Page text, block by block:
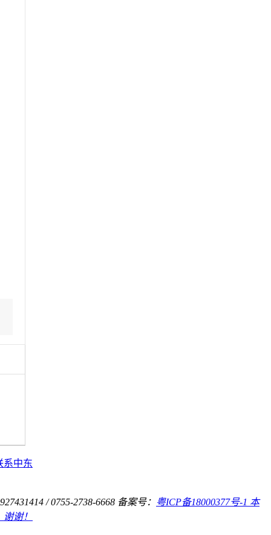
系中东
/ 0755-2738-6668 备案号： 粤ICP备18000377号-1 本
谢！